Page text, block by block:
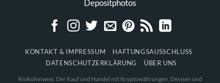
KONTAKT & IMPRESSUM
HAFTUNGSAUSSCHLUSS
DATENSCHUTZERKLÄRUNG
ÜBER UNS
Risikohinweis: Der Kauf und Handel mit Kryptowährungen, Devisen und